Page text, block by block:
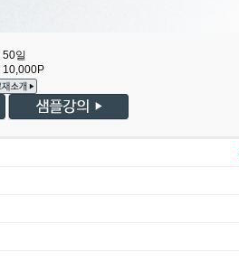
50일
10,000P